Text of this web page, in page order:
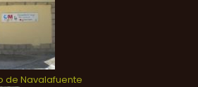
de Navalafuente